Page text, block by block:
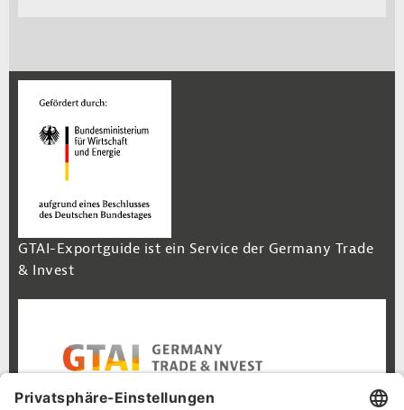
GTAI-Exportguide ist ein Service der Germany Trade
& Invest